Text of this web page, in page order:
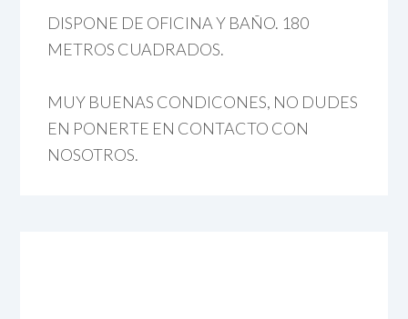
DISPONE DE OFICINA Y BAÑO. 180
METROS CUADRADOS.
MUY BUENAS CONDICONES, NO DUDES
EN PONERTE EN CONTACTO CON
NOSOTROS.